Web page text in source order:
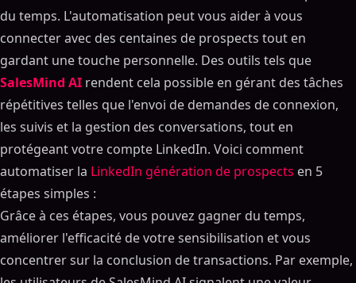
du temps. L'automatisation peut vous aider à vous
connecter avec des centaines de prospects tout en
gardant une touche personnelle. Des outils tels que
SalesMind AI rendent cela possible en gérant des tâches
répétitives telles que l'envoi de demandes de connexion,
les suivis et la gestion des conversations, tout en
protégeant votre compte LinkedIn. Voici comment
automatiser la LinkedIn génération de prospects en 5
étapes simples :
Grâce à ces étapes, vous pouvez gagner du temps,
améliorer l'efficacité de votre sensibilisation et vous
concentrer sur la conclusion de transactions. Par exemple,